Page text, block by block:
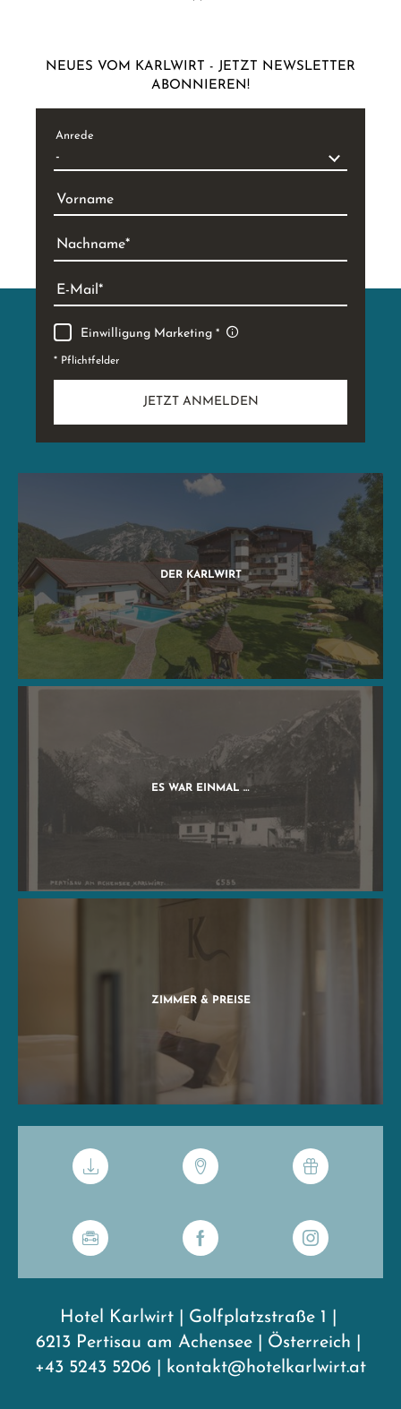
NEUES VOM KARLWIRT - JETZT NEWSLETTER
ABONNIEREN!
Anrede
Vorname
Nachname
E-Mail
Einwilligung Marketing
* Pflichtfelder
JETZT ANMELDEN
DER KARLWIRT
ES WAR EINMAL …
ZIMMER & PREISE
Hotel Karlwirt| Golfplatzstraße 1
6213 Pertisau am Achensee| Österreich
+43 5243 5206
kontakt@hotelkarlwirt.at